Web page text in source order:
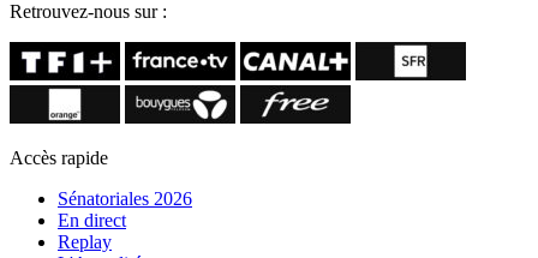
Retrouvez-nous sur :
Accès rapide
Sénatoriales 2026
En direct
Replay